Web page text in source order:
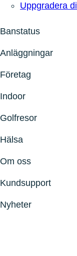
Uppgradera
Banstatus
Anläggningar
Företag
Indoor
Golfresor
Hälsa
Om oss
Kundsupport
Nyheter